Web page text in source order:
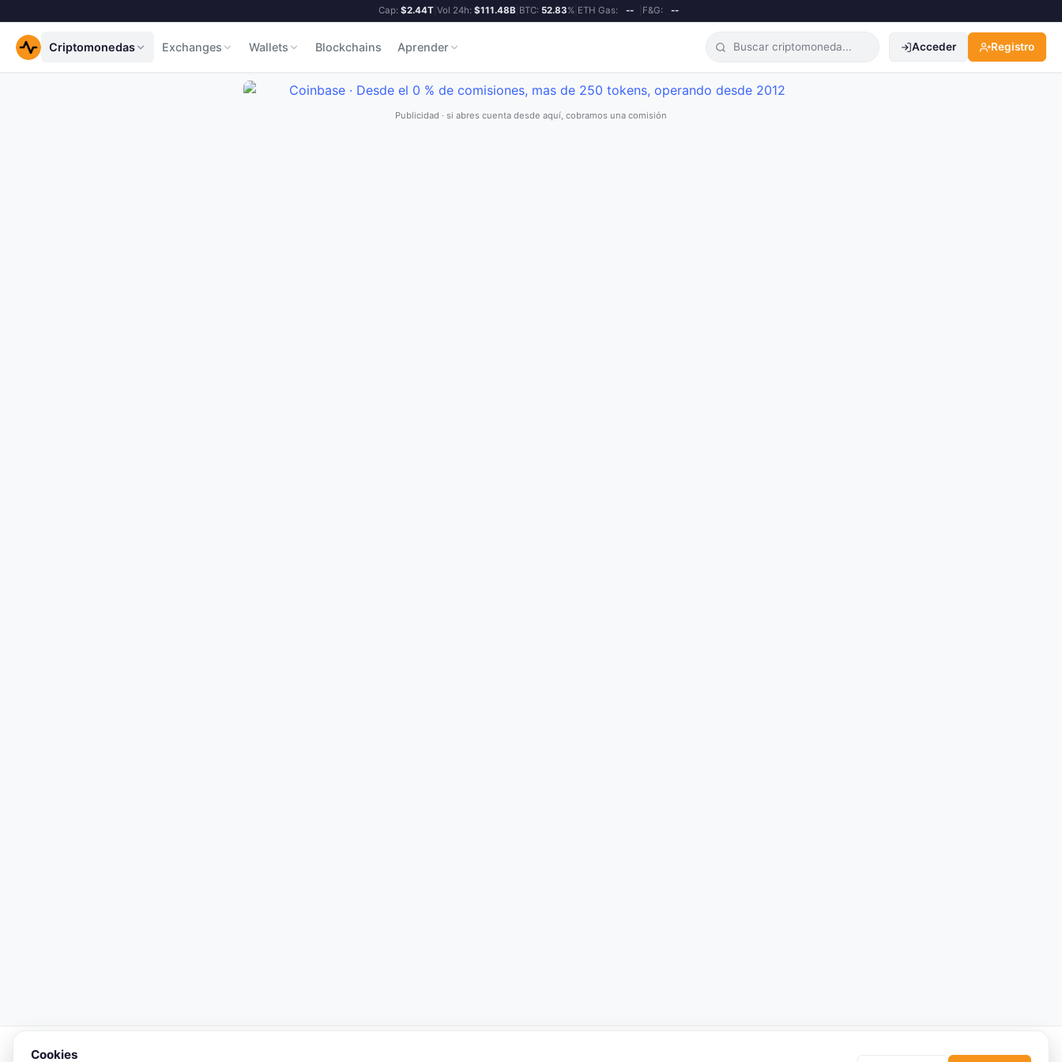
Cap: $2.44T| Vol 24h: $111.48B| BTC: 52.83%| ETH Gas: -- F&G: --
Criptomonedas Exchanges Wallets Blockchains Aprender Acceder Registro
Publicidad · si abres cuenta desde aquí, cobramos una comisión
Cookies